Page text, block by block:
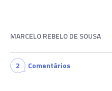
MARCELO REBELO DE SOUSA
2 Comentários